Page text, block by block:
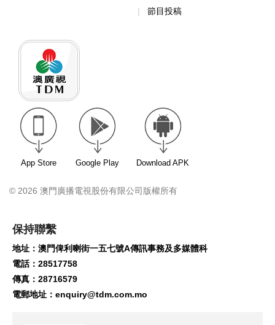
節目投稿
App Store Google Play Download APK
© 2026 澳門廣播電視股份有限公司版權所有
保持聯繫
地址：澳門俾利喇街一五七號A傳訊事務及多媒體科
電話：28517758
傳真：28716579
電郵地址： enquiry@tdm.com.mo